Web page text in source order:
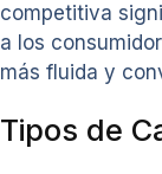
competitiva
a los
más fluida y
Tipos de